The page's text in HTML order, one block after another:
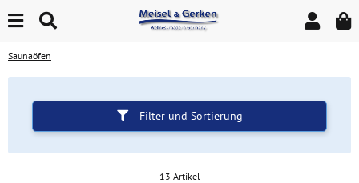
Saunaöfen
Filter und Sortierung
13 Artikel